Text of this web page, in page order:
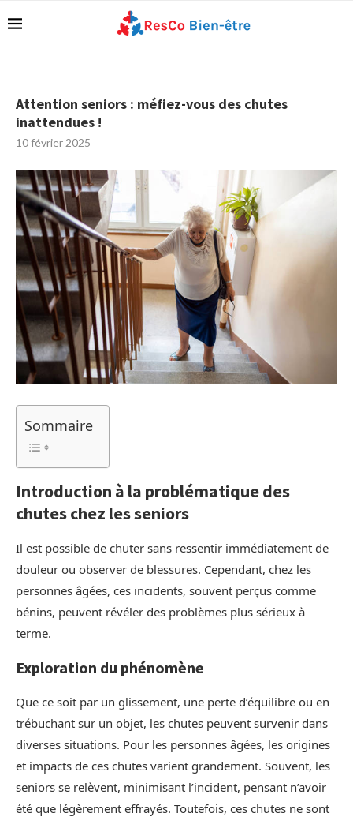
Attention seniors : méfiez-vous des chutes
inattendues !
10 février 2025
Sommaire
Introduction à la problématique des
chutes chez les seniors
Il est possible de chuter sans ressentir immédiatement de
douleur ou observer de blessures. Cependant, chez les
personnes âgées, ces incidents, souvent perçus comme
bénins, peuvent révéler des problèmes plus sérieux à
terme.
Exploration du phénomène
Que ce soit par un glissement, une perte d’équilibre ou en
trébuchant sur un objet, les chutes peuvent survenir dans
diverses situations. Pour les personnes âgées, les origines
et impacts de ces chutes varient grandement. Souvent, les
seniors se relèvent, minimisant l’incident, pensant n’avoir
été que légèrement effrayés. Toutefois, ces chutes ne sont